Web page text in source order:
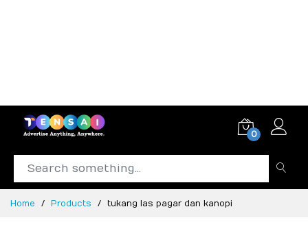
0
Home Products tukang las pagar dan kanopi